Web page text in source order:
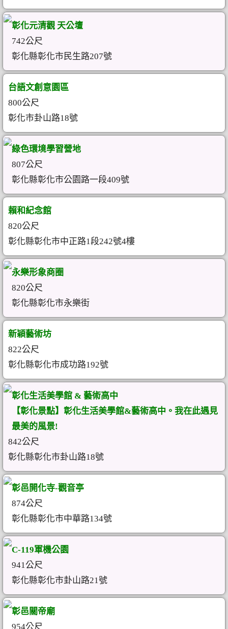
彰化元清觀 天公壇
742公尺
彰化縣彰化市民生路207號
台語文創意園區
800公尺
彰化市卦山路18號
綠色環境學習營地
807公尺
彰化縣彰化市公園路一段409號
賴和紀念館
820公尺
彰化縣彰化市中正路1段242號4樓
永樂形象商圈
820公尺
彰化縣彰化市永樂街
新穎藝術坊
822公尺
彰化縣彰化市成功路192號
彰化生活美學館 & 藝術高中
【彰化景點】彰化生活美學館&藝術高中。我在此遇見
最美的風景!
842公尺
彰化縣彰化市卦山路18號
彰邑開化寺-觀音亭
874公尺
彰化縣彰化市中華路134號
C-119軍機公園
941公尺
彰化縣彰化市卦山路21號
彰邑關帝廟
954公尺